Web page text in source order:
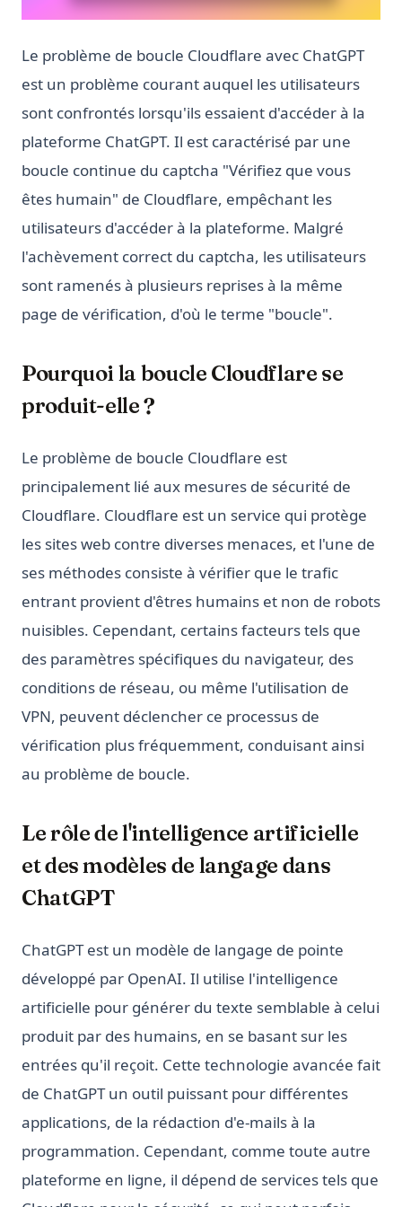
Le problème de boucle Cloudflare avec ChatGPT
est un problème courant auquel les utilisateurs
sont confrontés lorsqu'ils essaient d'accéder à la
plateforme ChatGPT. Il est caractérisé par une
boucle continue du captcha "Vérifiez que vous
êtes humain" de Cloudflare, empêchant les
utilisateurs d'accéder à la plateforme. Malgré
l'achèvement correct du captcha, les utilisateurs
sont ramenés à plusieurs reprises à la même
page de vérification, d'où le terme "boucle".
Pourquoi la boucle Cloudflare se
produit-elle ?
Le problème de boucle Cloudflare est
principalement lié aux mesures de sécurité de
Cloudflare. Cloudflare est un service qui protège
les sites web contre diverses menaces, et l'une de
ses méthodes consiste à vérifier que le trafic
entrant provient d'êtres humains et non de robots
nuisibles. Cependant, certains facteurs tels que
des paramètres spécifiques du navigateur, des
conditions de réseau, ou même l'utilisation de
VPN, peuvent déclencher ce processus de
vérification plus fréquemment, conduisant ainsi
au problème de boucle.
Le rôle de l'intelligence artificielle
et des modèles de langage dans
ChatGPT
ChatGPT est un modèle de langage de pointe
développé par OpenAI. Il utilise l'intelligence
artificielle pour générer du texte semblable à celui
produit par des humains, en se basant sur les
entrées qu'il reçoit. Cette technologie avancée fait
de ChatGPT un outil puissant pour différentes
applications, de la rédaction d'e-mails à la
programmation. Cependant, comme toute autre
plateforme en ligne, il dépend de services tels que